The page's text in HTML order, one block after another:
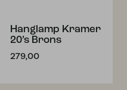
Hanglamp Kramer
20’s Brons
279,00